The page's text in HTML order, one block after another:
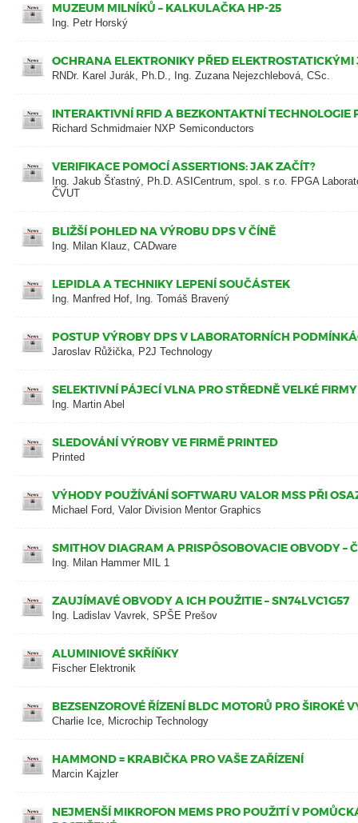
MUZEUM MILNÍKŮ – KALKULAČKA HP-25
Ing. Petr Horský
OCHRANA ELEKTRONIKY PŘED ELEKTROSTATICKÝMI
RNDr. Karel Jurák, Ph.D., Ing. Zuzana Nejezchlebová, CSc.
INTERAKTIVNÍ RFID A BEZKONTAKTNÍ TECHNOLOGIE
Richard Schmidmaier NXP Semiconductors
VERIFIKACE POMOCÍ ASSERTIONS: JAK ZAČÍT?
Ing. Jakub Šťastný, Ph.D. ASICentrum, spol. s r.o. FPGA
ČVUT
BLIŽŠÍ POHLED NA VÝROBU DPS V ČÍNĚ
Ing. Milan Klauz, CADware
LEPIDLA A TECHNIKY LEPENÍ SOUČÁSTEK
Ing. Manfred Hof, Ing. Tomáš Bravený
POSTUP VÝROBY DPS V LABORATORNÍCH
Jaroslav Růžička, P2J Technology
SELEKTIVNÍ PÁJECÍ VLNA PRO STŘEDNĚ VELKÉ FIRMY
Ing. Martin Abel
SLEDOVÁNÍ VÝROBY VE FIRMĚ PRINTED
Printed
VÝHODY POUŽÍVÁNÍ SOFTWARU VALOR MSS PŘI
Michael Ford, Valor Division Mentor Graphics
SMITHOV DIAGRAM A PRISPÔSOBOVACIE OBVODY –
Ing. Milan Hammer MIL 1
ZAUJÍMAVÉ OBVODY A ICH POUŽITIE – SN74LVC1G57
Ing. Ladislav Vavrek, SPŠE Prešov
ALUMINIOVÉ SKŘÍŇKY
Fischer Elektronik
BEZSENZOROVÉ ŘÍZENÍ BLDC MOTORŮ PRO ŠIROKÉ
Charlie Ice, Microchip Technology
HAMMOND = KRABIČKA PRO VAŠE ZAŘÍZENÍ
Marcin Kajzler
NEJMENŠÍ MIKROFON MEMS PRO POUŽITÍ V